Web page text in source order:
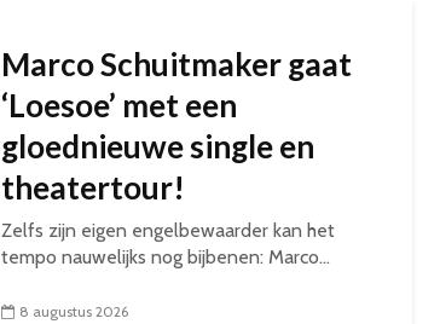
Marco Schuitmaker gaat
‘Loesoe’ met een
gloednieuwe single en
theatertour!
Zelfs zijn eigen engelbewaarder kan het
tempo nauwelijks nog bijbenen: Marco...
8 augustus 2026